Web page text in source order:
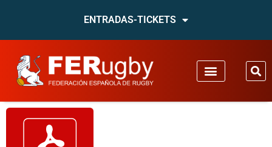
ENTRADAS-TICKETS